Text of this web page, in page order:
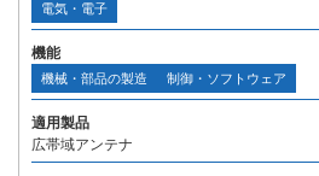
電気・電子
機能
機械・部品の製造 制御・ソフトウェア
適用製品
広帯域アンテナ